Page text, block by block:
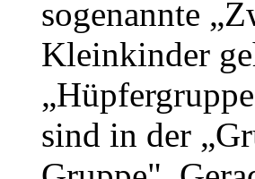
sogenannte
Kleinkinder
sind in der